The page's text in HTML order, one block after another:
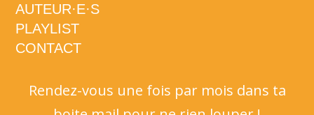
AUTEUR·E·S
PLAYLIST
CONTACT
Rendez-vous une fois par mois dans ta